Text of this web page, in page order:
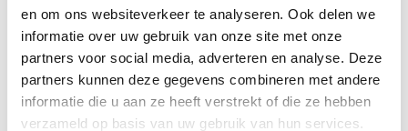
en om ons websiteverkeer te analyseren. Ook delen we
informatie over uw gebruik van onze site met onze
partners voor social media, adverteren en analyse. Deze
partners kunnen deze gegevens combineren met andere
informatie die u aan ze heeft verstrekt of die ze hebben
verzameld op basis van uw gebruik van hun services.